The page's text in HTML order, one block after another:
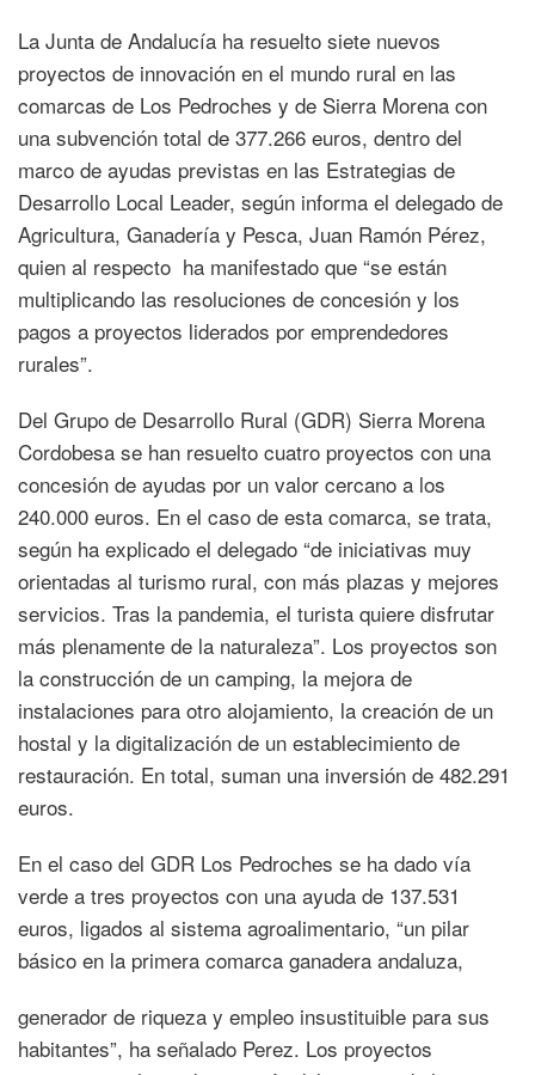
La Junta de Andalucía ha resuelto siete nuevos
proyectos de innovación en el mundo rural en las
comarcas de Los Pedroches y de Sierra Morena con
una subvención total de 377.266 euros, dentro del
marco de ayudas previstas en las Estrategias de
Desarrollo Local Leader, según informa el delegado de
Agricultura, Ganadería y Pesca, Juan Ramón Pérez,
quien al respecto ha manifestado que “se están
multiplicando las resoluciones de concesión y los
pagos a proyectos liderados por emprendedores
rurales”.
Del Grupo de Desarrollo Rural (GDR) Sierra Morena
Cordobesa se han resuelto cuatro proyectos con una
concesión de ayudas por un valor cercano a los
240.000 euros. En el caso de esta comarca, se trata,
según ha explicado el delegado “de iniciativas muy
orientadas al turismo rural, con más plazas y mejores
servicios. Tras la pandemia, el turista quiere disfrutar
más plenamente de la naturaleza”. Los proyectos son
la construcción de un camping, la mejora de
instalaciones para otro alojamiento, la creación de un
hostal y la digitalización de un establecimiento de
restauración. En total, suman una inversión de 482.291
euros.
En el caso del GDR Los Pedroches se ha dado vía
verde a tres proyectos con una ayuda de 137.531
euros, ligados al sistema agroalimentario, “un pilar
básico en la primera comarca ganadera andaluza,
generador de riqueza y empleo insustituible para sus
habitantes”, ha señalado Perez. Los proyectos